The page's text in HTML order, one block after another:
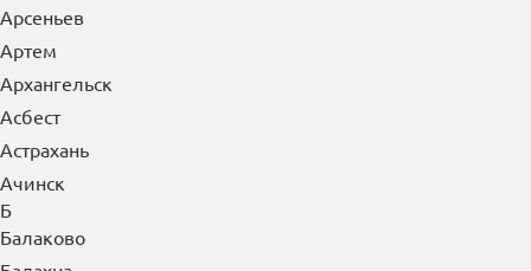
Анжеро-Судженск
Апатиты
Апрелевка
Арзамас
Армавир
Арсеньев
Артем
Архангельск